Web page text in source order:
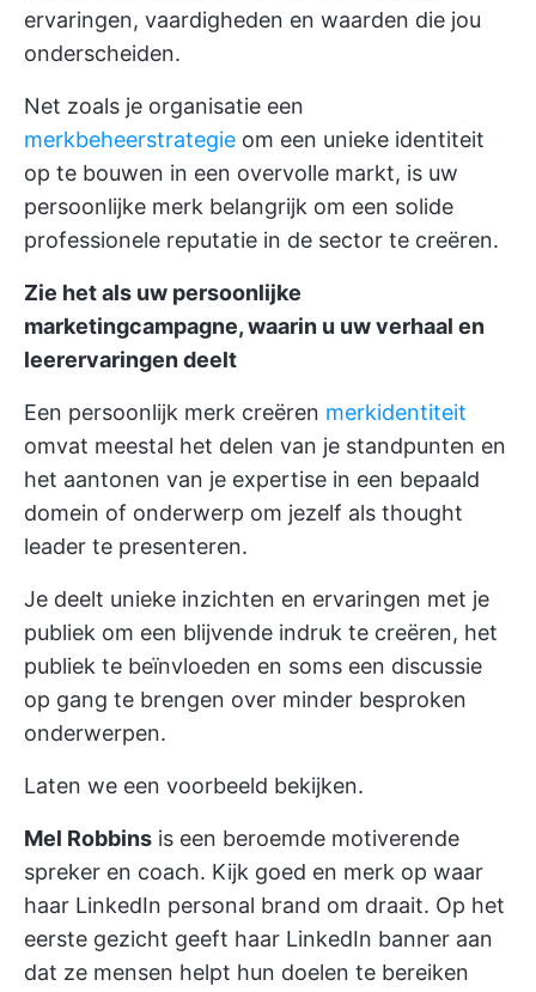
ervaringen, vaardigheden en waarden die jou
onderscheiden.
Net zoals je organisatie een
merkbeheerstrategie om een unieke identiteit
op te bouwen in een overvolle markt, is uw
persoonlijke merk belangrijk om een solide
professionele reputatie in de sector te creëren.
Zie het als uw persoonlijke
marketingcampagne, waarin u uw verhaal en
leerervaringen deelt
Een persoonlijk merk creëren merkidentiteit
omvat meestal het delen van je standpunten en
het aantonen van je expertise in een bepaald
domein of onderwerp om jezelf als thought
leader te presenteren.
Je deelt unieke inzichten en ervaringen met je
publiek om een blijvende indruk te creëren, het
publiek te beïnvloeden en soms een discussie
op gang te brengen over minder besproken
onderwerpen.
Laten we een voorbeeld bekijken.
Mel Robbins is een beroemde motiverende
spreker en coach. Kijk goed en merk op waar
haar LinkedIn personal brand om draait. Op het
eerste gezicht geeft haar LinkedIn banner aan
dat ze mensen helpt hun doelen te bereiken